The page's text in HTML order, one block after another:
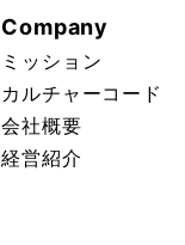
Company
ミッション
カルチャーコード
会社概要
経営紹介